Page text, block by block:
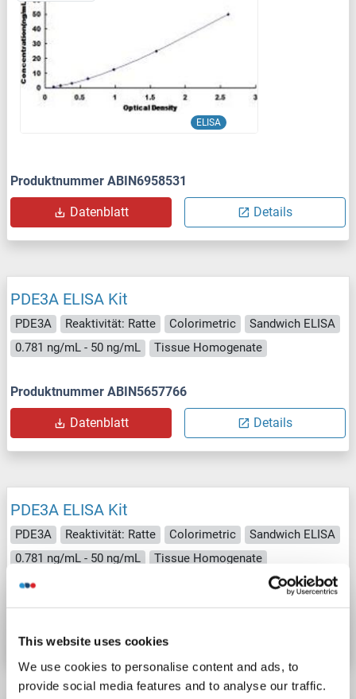
This website uses cookies
We use cookies to personalise content and ads, to
provide social media features and to analyse our traffic.
ELISA
Produktnummer ABIN6958531
Datenblatt Details
PDE3A ELISA Kit
PDE3A Reaktivität: Ratte Colorimetric
Sandwich ELISA
0.781 ng/mL - 50 ng/mL
Tissue Homogenate
Produktnummer ABIN5657766
Datenblatt Details
PDE3A ELISA Kit
PDE3A Reaktivität: Ratte Colorimetric
Sandwich ELISA
0.781 ng/mL - 50 ng/mL
Tissue Homogenate
Datenblatt